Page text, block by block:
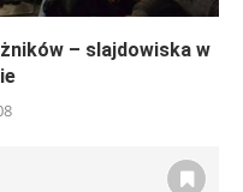
– slajdowiska w